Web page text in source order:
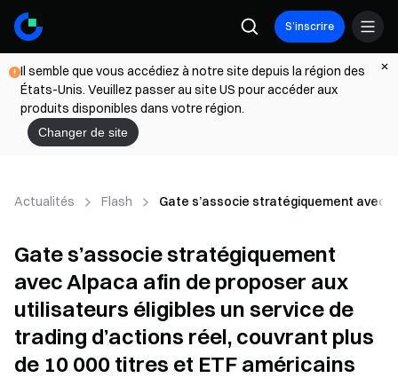
S’inscrire
Il semble que vous accédiez à notre site depuis la région des
États-Unis. Veuillez passer au site US pour accéder aux
produits disponibles dans votre région.
Changer de site
Actualités Flash Gate s’associe stratégiquement avec
Gate s’associe stratégiquement
avec Alpaca afin de proposer aux
utilisateurs éligibles un service de
trading d’actions réel, couvrant plus
de 10 000 titres et ETF américains